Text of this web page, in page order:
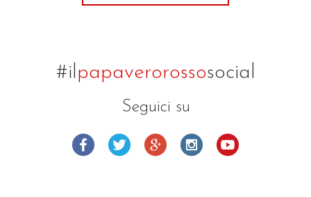
#ilpapaverorossosocial
Seguici su